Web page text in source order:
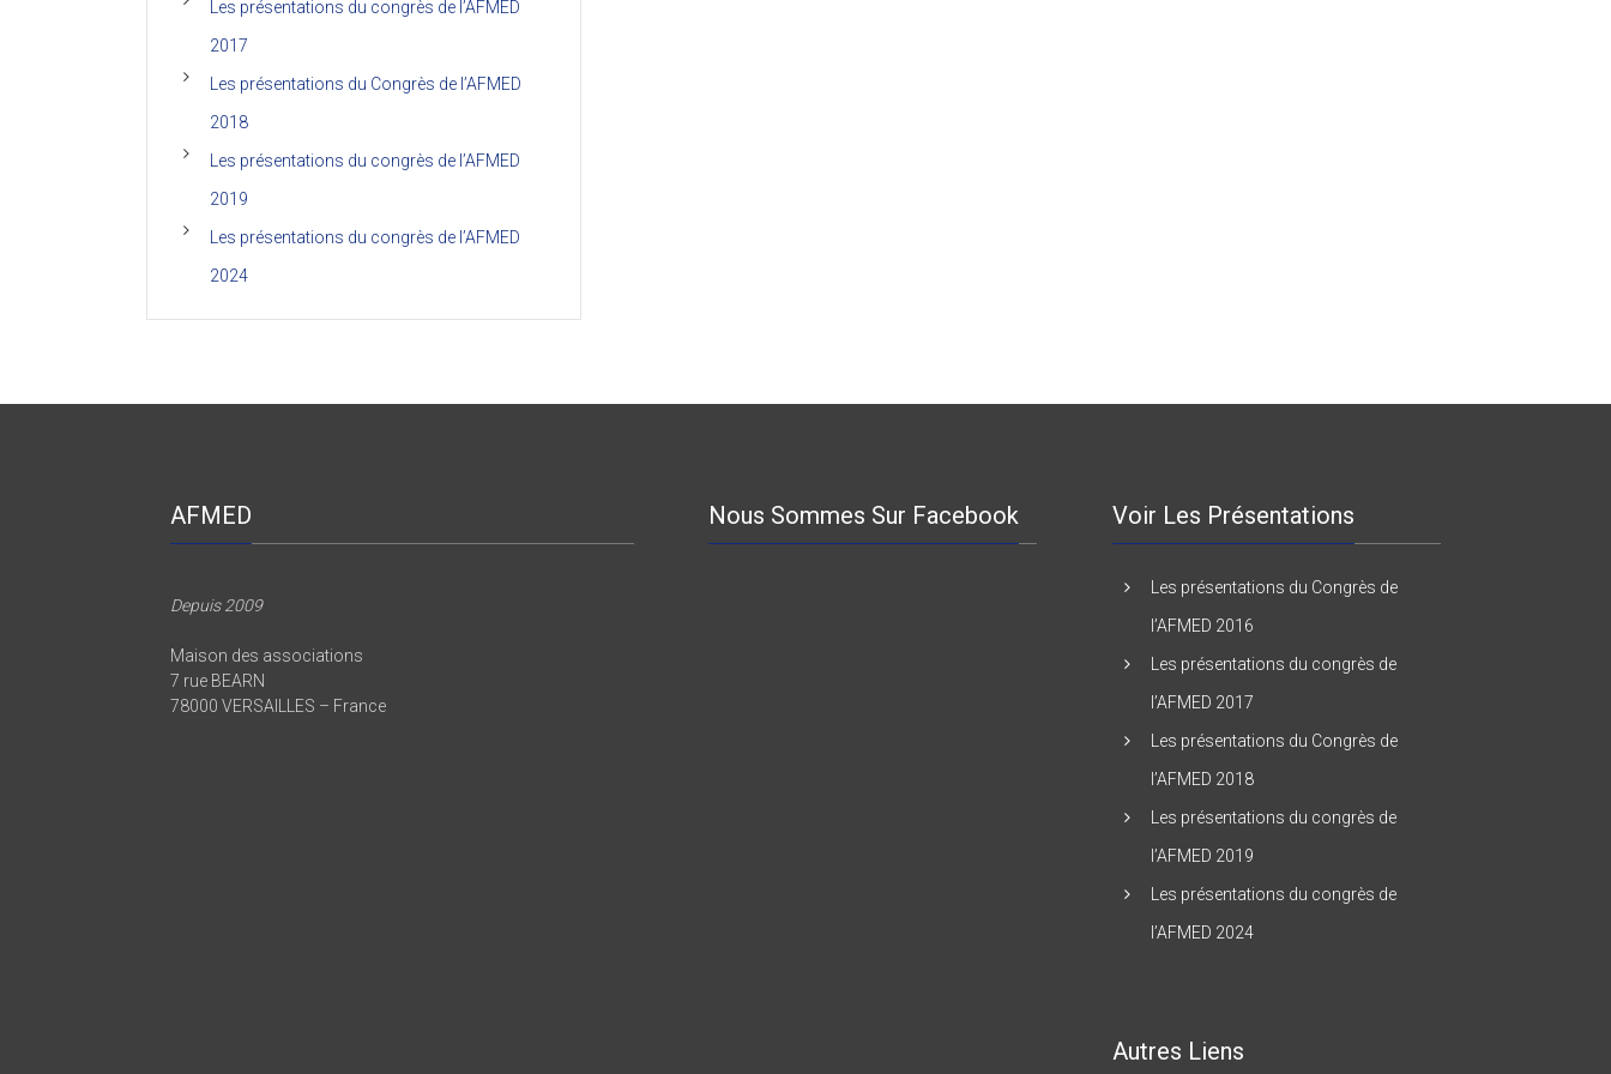
Les présentations du congrès de l’AFMED
2017
Les présentations du Congrès de l’AFMED
2018
Les présentations du congrès de l’AFMED
2019
Les présentations du congrès de l’AFMED
2024
AFMED
Depuis 2009
Maison des associations
7 rue BEARN
78000 VERSAILLES – France
Nous Sommes Sur Facebook Voir Les Présentations
Les présentations du Congrès de
l’AFMED 2016
Les présentations du congrès de
l’AFMED 2017
Les présentations du Congrès de
l’AFMED 2018
Les présentations du congrès de
l’AFMED 2019
Les présentations du congrès de
l’AFMED 2024
Autres Liens